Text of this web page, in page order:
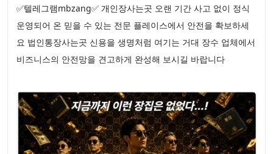
✅텔레그램mbzang✅ 개인장사는곳 오랜 기간 사고 없이 정식
운영되어 온 믿을 수 있는 전문 플레이스에서 안전을 확보하세
요 법인통장사는곳 신용을 생명처럼 여기는 거대 장수 업체에서
비즈니스의 안전망을 견고하게 완성해 보시길 바랍니다